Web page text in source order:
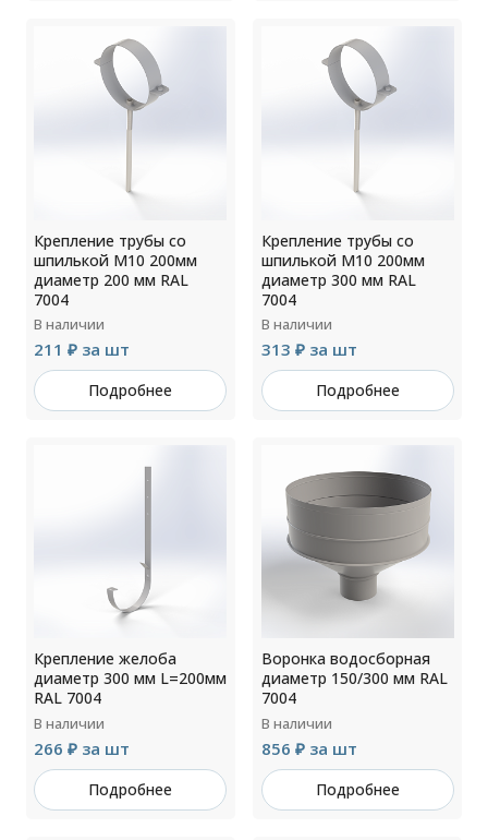
Крепление трубы со
шпилькой М10 200мм
диаметр 200 мм RAL
7004
В наличии
211 ₽ за шт
Подробнее
Крепление трубы со
шпилькой М10 200мм
диаметр 300 мм RAL
7004
В наличии
313 ₽ за шт
Подробнее
Крепление желоба
диаметр 300 мм L=200мм
RAL 7004
В наличии
266 ₽ за шт
Подробнее
Воронка водосборная
диаметр 150/300 мм RAL
7004
В наличии
856 ₽ за шт
Подробнее